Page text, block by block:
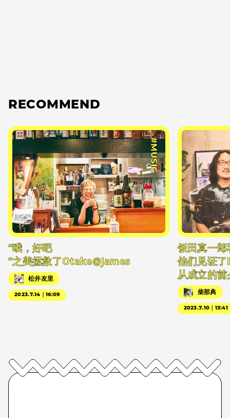
RECOMMEND
#MUSIC
“哦，好吧
“之美拯救了Otake@James
松井友里
2023.7.14｜16:09
饭田真一
他们见证
从成立的
柴那典
2023.7.10｜13:41